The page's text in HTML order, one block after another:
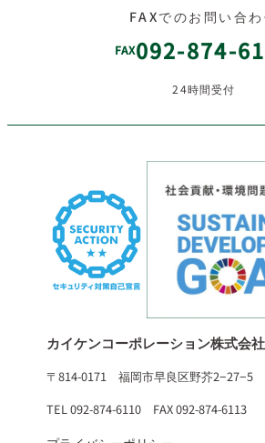
FAXでのお問い合
FAX092-874-
24時間受付
カイケンコーポレーション株式会社
〒814-0171 福岡市早良区野芥2−27−5
TEL 092-874-6110 FAX 092-874-6113